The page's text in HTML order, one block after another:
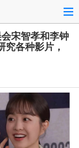
宋智孝和李钟
各种影片，